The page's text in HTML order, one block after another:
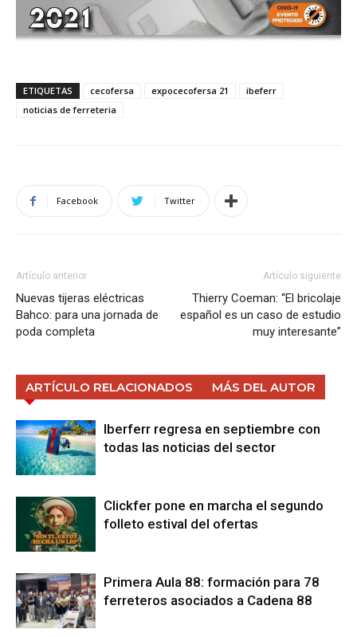
ETIQUETAS cecofersa expocecofersa 21
ibeferr
noticias de ferreteria
Facebook Twitter
Artículo anterior
Nuevas tijeras eléctricas
Bahco: para una jornada de
poda completa
Artículo siguiente
Thierry Coeman: “El bricolaje
español es un caso de estudio
muy interesante”
ARTÍCULO RELACIONADOS MÁS DEL AUTOR
Iberferr regresa en septiembre con
todas las noticias del sector
Clickfer pone en marcha el segundo
folleto estival del ofertas
Primera Aula 88: formación para 78
ferreteros asociados a Cadena 88